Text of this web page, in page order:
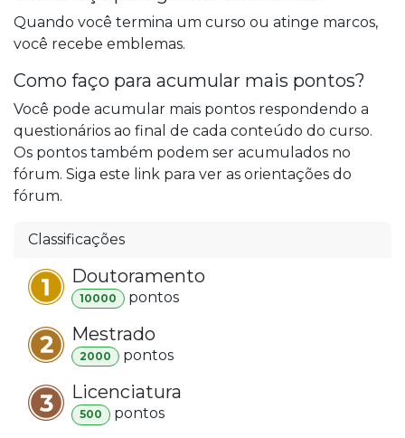
Quando você termina um curso ou atinge marcos,
você recebe emblemas.
Como faço para acumular mais pontos?
Você pode acumular mais pontos respondendo a
questionários ao final de cada conteúdo do curso.
Os pontos também podem ser acumulados no
fórum. Siga este link para ver as orientações do
fórum.
Classificações
Doutoramento
10000 pontos
Mestrado
2000 pontos
Licenciatura
500 pontos